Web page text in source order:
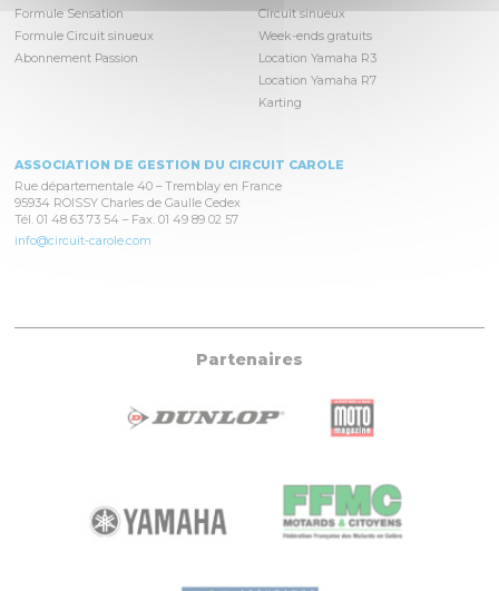
Formule Sensation
Formule Circuit sinueux
Abonnement Passion
Circuit sinueux
Week-ends gratuits
Location Yamaha R3
Location Yamaha R7
Karting
ASSOCIATION DE GESTION DU CIRCUIT CAROLE
Rue départementale 40 – Tremblay en France
95934 ROISSY Charles de Gaulle Cedex
Tél. 01 48 63 73 54 – Fax. 01 49 89 02 57
info@circuit-carole.com
Partenaires